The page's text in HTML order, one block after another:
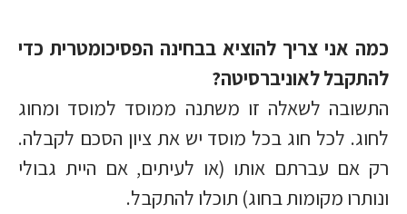
כמה אני צריך להוציא בבחינה הפסיכומטרית כדי
להתקבל לאוניברסיטה?
התשובה לשאלה זו משתנה ממוסד למוסד ומחוג
לחוג. לכל חוג בכל מוסד יש את ציון הסכם לקבלה.
רק אם עברתם אותו (או לעיתים, אם היית גבולי
ונותרו מקומות בחוג) תוכלו להתקבל.